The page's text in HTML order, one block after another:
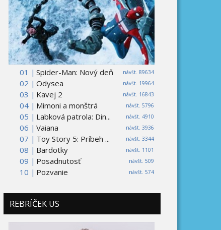
01 | návšt. 89634
Spider-Man: Nový deň
02 |
návšt. 19964
Odysea
03 |
návšt. 16843
Kavej 2
04 |
návšt. 5796
Mimoni a monštrá
05 |
návšt. 4910
Labková patrola: Din...
06 |
návšt. 3936
Vaiana
07 |
návšt. 3344
Toy Story 5: Príbeh ...
08 |
návšt. 1101
Bardotky
09 |
návšt. 509
Posadnutosť
10 |
návšt. 574
Pozvanie
REBRÍČEK US